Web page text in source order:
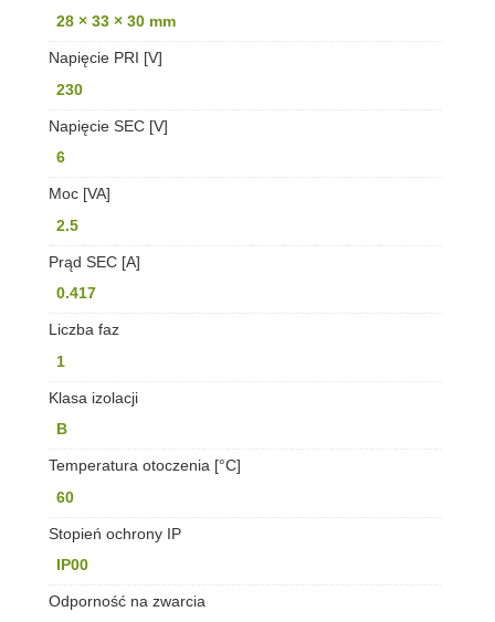
28 × 33 × 30 mm
Napięcie PRI [V]
230
Napięcie SEC [V]
6
Moc [VA]
2.5
Prąd SEC [A]
0.417
Liczba faz
1
Klasa izolacji
B
Temperatura otoczenia [°C]
60
Stopień ochrony IP
IP00
Odporność na zwarcia